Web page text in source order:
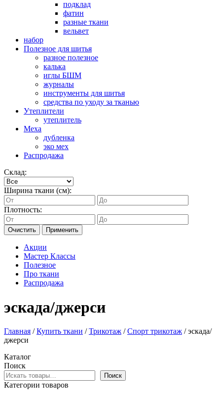
подклад
фатин
разные ткани
вельвет
набор
Полезное для шитья
разное полезное
калька
иглы БШМ
журналы
инструменты для шитья
средства по уходу за тканью
Утеплители
утеплитель
Меха
дубленка
эко мех
Распродажа
Склад:
Ширина ткани (см):
Плотность:
Очистить Применить
Акции
Мастер Классы
Полезное
Про ткани
Распродажа
эскада/джерси
Главная /Купить ткани /Трикотаж /Спорт трикотаж / эскада/
джерси
Каталог
Поиск
Поиск
Категории товаров